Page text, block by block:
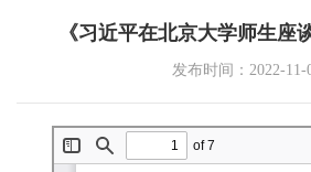
《习近平在北京大学师生座
发布时间：2022-11-